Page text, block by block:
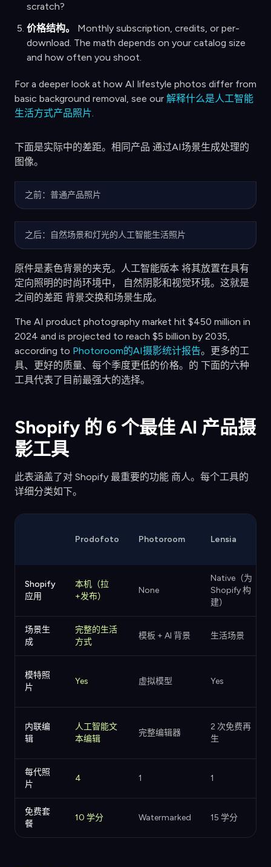
scratch?
价格结构。
Monthly subscription, credits, or per-
download. The math depends on your catalog size
and how often you shoot.
For a deeper look at how AI lifestyle photos differ from
basic background removal, see our 解释什么是人工智能
生活方式产品照片.
下面是实际中的差距。相同产品 通过AI场景生成处理的
图像。
之前：普通产品照片
之后：自然场景和灯光的人工智能生活照片
原件是素色背景的夹克。人工智能版本 将其放置在具有
定向照明的时尚环境中， 自然阴影和视觉环境。这就是
之间的差距 背景交换和场景生成。
The AI product photography market hit $450 million in
2024 and is projected to reach $5 billion by 2035,
according to Photoroom的AI摄影统计报告。更多的工
具、更好的质量、每个季度更低的价格。的 下面的六种
工具代表了目前最强大的选择。
Shopify 的 6 个最佳 AI 产品摄
影工具
此表涵盖了对 Shopify 最重要的功能 商人。每个工具的
详细分类如下。
Prodofoto Photoroom Lensia
Shopify
应用
本机（拉
+发布）
None
Native（为
Shopify 构
建）
场景生
成
完整的生活
方式
模板 + AI 背景 生活场景
模特照
片
Yes 虚拟模型 Yes
内联编
辑
人工智能文
本编辑
完整编辑器
2 次免费再
生
每代照
片
4 1 1
免费套
餐
10 学分 Watermarked 15 学分